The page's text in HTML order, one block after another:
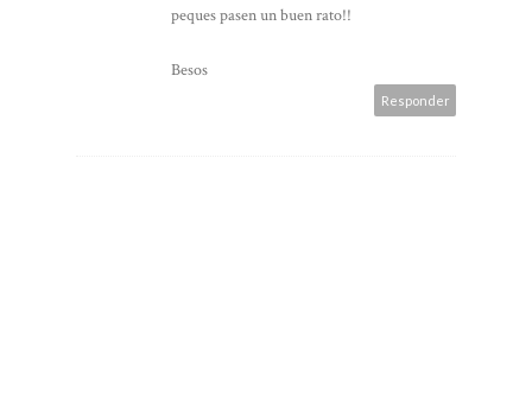
peques pasen un buen rato!!
Besos
Responder